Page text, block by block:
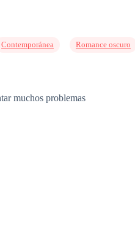
Contemporánea Romance oscuro
muchos problemas